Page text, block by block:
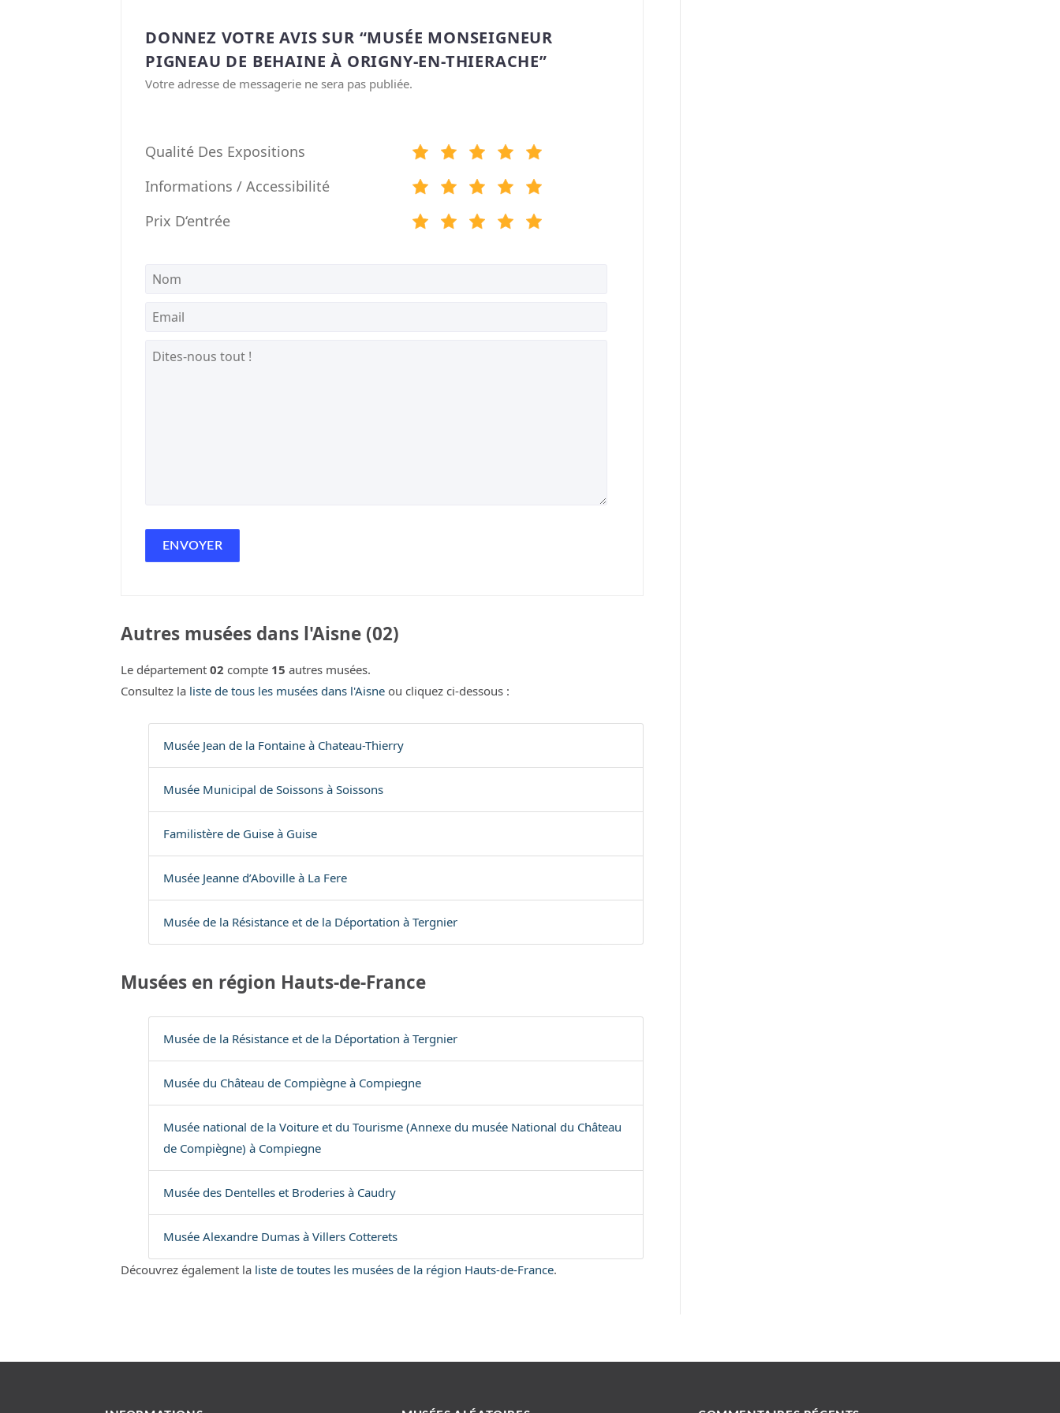
DONNEZ VOTRE AVIS SUR “MUSÉE MONSEIGNEUR
PIGNEAU DE BEHAINE À ORIGNY-EN-THIERACHE”
Votre adresse de messagerie ne sera pas publiée.
Qualité Des Expositions
Informations / Accessibilité
Prix D‘entrée
Autres musées dans l'Aisne (02)
Le département 02 compte 15 autres musées.
Consultez la liste de tous les musées dans l'Aisne ou cliquez ci-dessous :
Musée Jean de la Fontaine à Chateau-Thierry
Musée Municipal de Soissons à Soissons
Familistère de Guise à Guise
Musée Jeanne d’Aboville à La Fere
Musée de la Résistance et de la Déportation à Tergnier
Musées en région Hauts-de-France
Musée de la Résistance et de la Déportation à Tergnier
Musée du Château de Compiègne à Compiegne
Musée national de la Voiture et du Tourisme (Annexe du musée National du Château
de Compiègne) à Compiegne
Musée des Dentelles et Broderies à Caudry
Musée Alexandre Dumas à Villers Cotterets
Découvrez également la liste de toutes les musées de la région Hauts-de-France.